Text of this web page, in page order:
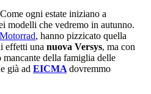
ogni estate iniziano a
modelli che vedremo in autunno.
Motorrad, hanno pizzicato quella
effetti una nuova Versys, ma con
della famiglia delle
già ad EICMA dovremmo